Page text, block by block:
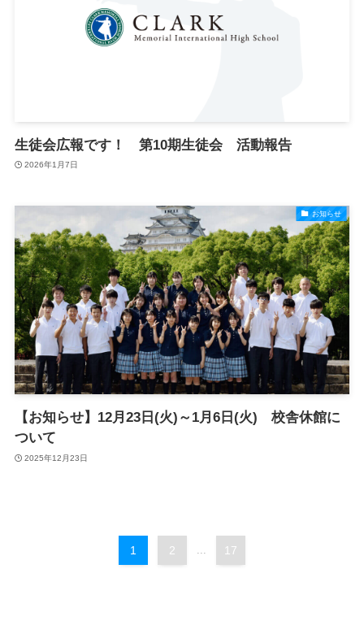
生徒会広報です！ 第10期生徒会 活動報告
2026年1月7日
お知らせ
【お知らせ】12月23日(火)～1月6日(火) 校舎休館に
ついて
2025年12月23日
1 2 ... 17